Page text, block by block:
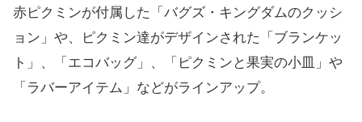
赤ピクミンが付属した「バグズ・キングダムのクッシ
ョン」や、ピクミン達がデザインされた「ブランケッ
ト」、「エコバッグ」、「ピクミンと果実の小皿」や
「ラバーアイテム」などがラインアップ。